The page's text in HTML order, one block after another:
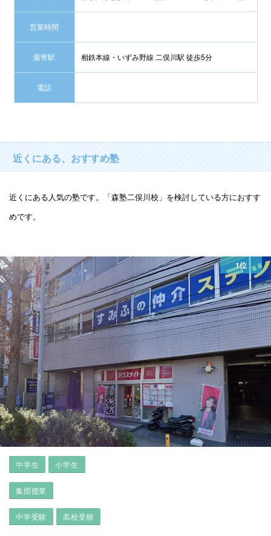
営業時間
最寄駅 相鉄本線・いずみ野線 二俣川駅 徒歩5分
電話
近くにある、おすすめ塾
近くにある人気の塾です。「森塾二俣川校」を検討している方におすす
めです。
1位
中学生 小学生
集団授業
中学受験 高校受験